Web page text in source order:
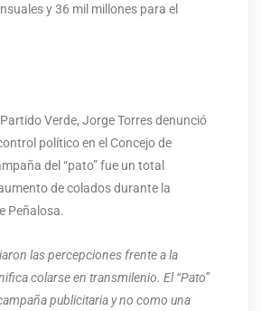
y 36 mil millones para el
Verde, Jorge Torres denunció
político en el Concejo de
del “pato” fue un total
de colados durante la
Peñalosa.
las percepciones frente a la
colarse en transmilenio. El “Pato”
publicitaria y no como una